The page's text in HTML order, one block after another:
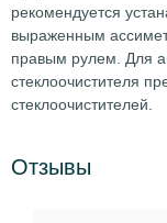
рекомендуется
выраженным
правым рулем. Для
стеклоочистителя
стеклоочистителей.
Отзывы